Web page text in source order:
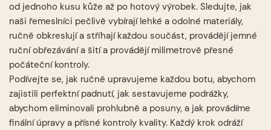
od jednoho kusu kůže až po hotový výrobek. Sledujte, jak
naši řemeslníci pečlivě vybírají lehké a odolné materiály,
ručně obkreslují a stříhají každou součást, provádějí jemné
ruční obřezávání a šití a provádějí milimetrově přesné
počáteční kontroly.
Podívejte se, jak ručně upravujeme každou botu, abychom
zajistili perfektní padnutí, jak sestavujeme podrážky,
abychom eliminovali prohlubně a posuny, a jak provádíme
finální úpravy a přísné kontroly kvality. Každý krok odráží